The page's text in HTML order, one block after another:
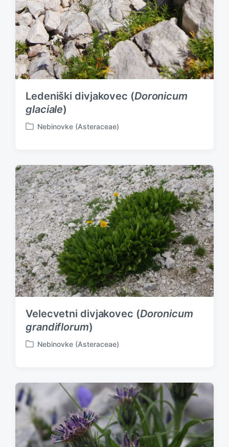
Ledeniški divjakovec (Doronicum
glaciale)
P
t
e
d
i
n
Nebinovke (Asteraceae)
Velecvetni divjakovec (Doronicum
grandiflorum)
P
t
e
d
Nebinovke (Asteraceae)